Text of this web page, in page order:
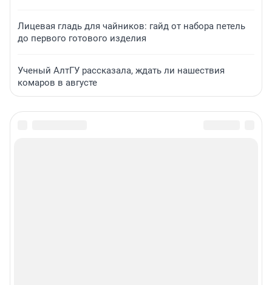
Лицевая гладь для чайников: гайд от набора петель
до первого готового изделия
Ученый АлтГУ рассказала, ждать ли нашествия
комаров в августе